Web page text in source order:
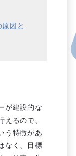
因と
が建設的な
るので、
う特徴があ
なく、目標